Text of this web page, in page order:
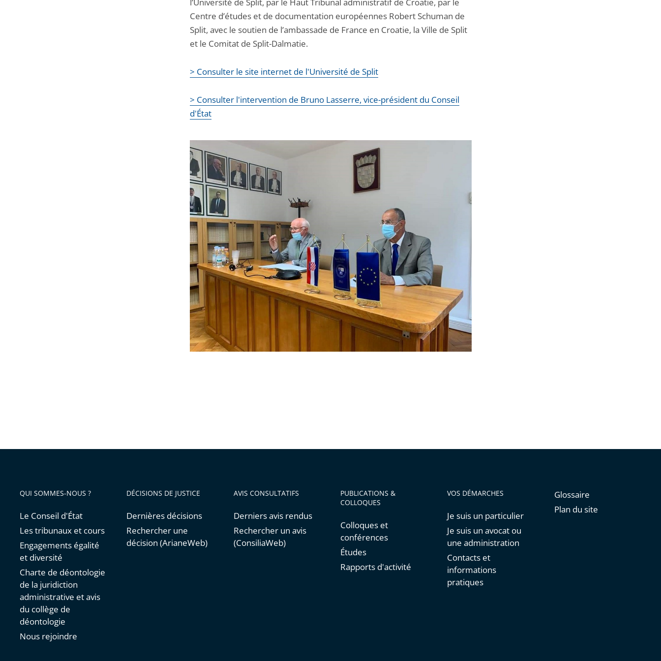
l’Université de Split, par le Haut Tribunal administratif de Croatie, par le
Centre d’études et de documentation européennes Robert Schuman de
Split, avec le soutien de l’ambassade de France en Croatie, la Ville de Split
et le Comitat de Split-Dalmatie.
> Consulter le site internet de l'Université de Split
> Consulter l'intervention de Bruno Lasserre, vice-président du Conseil
d'État
QUI SOMMES-NOUS ?
Le Conseil d'État
Les tribunaux et cours
Engagements égalité
et diversité
Charte de déontologie
de la juridiction
administrative et avis
du collège de
déontologie
Nous rejoindre
DÉCISIONS DE JUSTICE
Dernières décisions
Rechercher une
décision (ArianeWeb)
AVIS CONSULTATIFS
Derniers avis rendus
Rechercher un avis
(ConsiliaWeb)
PUBLICATIONS &
COLLOQUES
Colloques et
conférences
Études
Rapports d'activité
VOS DÉMARCHES
Je suis un particulier
Je suis un avocat ou
une administration
Contacts et
informations
pratiques
Glossaire
Plan du site